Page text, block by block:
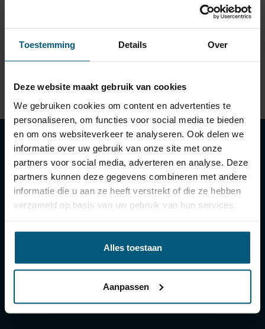
Toestemming Details Over
Deze website maakt gebruik van cookies
We gebruiken cookies om content en advertenties te
personaliseren, om functies voor social media te bieden
en om ons websiteverkeer te analyseren. Ook delen we
informatie over uw gebruik van onze site met onze
partners voor social media, adverteren en analyse. Deze
partners kunnen deze gegevens combineren met andere
informatie die u aan ze heeft verstrekt of die ze hebben
verzameld op basis van uw gebruik van hun services.
Alles toestaan
Aanpassen
bijpassende kabelset
Klantenservice
Contactgegevens
Bezorgen en afhalen
Bestellen en betalen
Retourneren, ruilen en garantie
Status van mijn bestelling
Technische vragen / hulp bij montage
Zakelijke bestellingen